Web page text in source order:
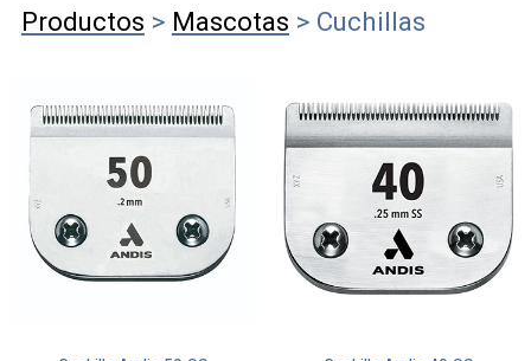
Productos > Mascotas > Cuchillas